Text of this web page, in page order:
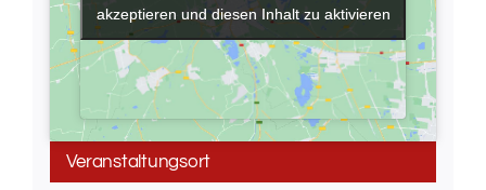
Veranstaltungsort
akzeptieren und diesen Inhalt zu aktivieren
akzeptieren und diesen Inhalt zu aktivieren